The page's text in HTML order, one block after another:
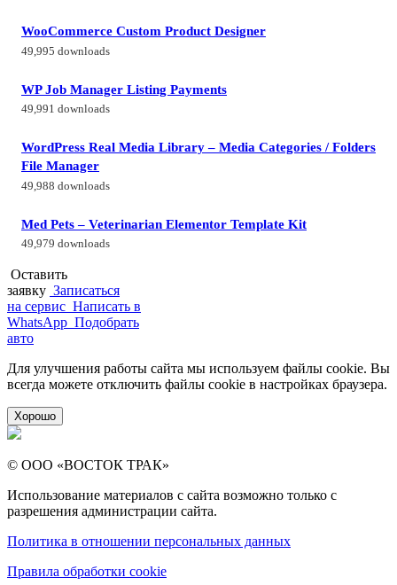
WooCommerce Custom Product Designer
49,995 downloads
WP Job Manager Listing Payments
49,991 downloads
WordPress Real Media Library – Media Categories / Folders
File Manager
49,988 downloads
Med Pets – Veterinarian Elementor Template Kit
49,979 downloads
Оставить
заявку Записаться
на сервис Написать в
WhatsApp Подобрать
авто
Для улучшения работы сайта мы используем файлы cookie. Вы
всегда можете отключить файлы cookie в настройках браузера.
Хорошо
© ООО «ВОСТОК ТРАК»
Использование материалов с сайта возможно только с
разрешения администрации сайта.
Политика в отношении персональных данных
Правила обработки cookie